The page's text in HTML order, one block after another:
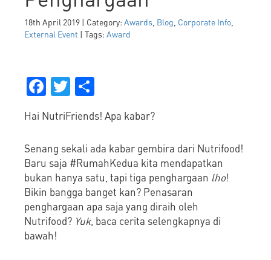
18th April 2019 | Category: Awards Blog Corporate Info
External Event | Tags: Award
Facebook
Twitter
Hai NutriFriends! Apa kabar?
Senang sekali ada kabar gembira dari Nutrifood!
Baru saja #RumahKedua kita mendapatkan
bukan hanya satu, tapi tiga penghargaan lho!
Bikin bangga banget kan? Penasaran
penghargaan apa saja yang diraih oleh
Nutrifood? Yuk, baca cerita selengkapnya di
bawah!